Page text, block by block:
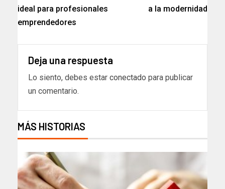
ideal para profesionales
emprendedores
a la modernidad
Deja una respuesta
Lo siento, debes estar conectado para publicar
un comentario.
MÁS HISTORIAS